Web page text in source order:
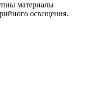
материалы
освещения.